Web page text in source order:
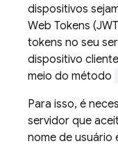
dispositivos
Web Tokens
tokens no seu
dispositivo
meio do método
Para isso, é
servidor que
nome de usuário